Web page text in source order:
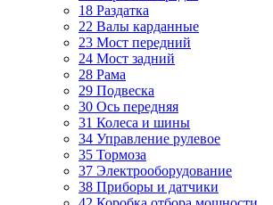
18 Раздатка
22 Валы карданные
23 Мост передний
24 Мост задний
28 Рама
29 Подвеска
30 Ось передняя
31 Колеса и шины
34 Управление рулевое
35 Тормоза
37 Электрооборудование
38 Приборы и датчики